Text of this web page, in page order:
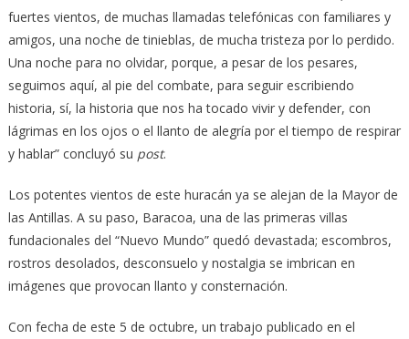
fuertes vientos, de muchas llamadas telefónicas con familiares y
amigos, una noche de tinieblas, de mucha tristeza por lo perdido.
Una noche para no olvidar, porque, a pesar de los pesares,
seguimos aquí, al pie del combate, para seguir escribiendo
historia, sí, la historia que nos ha tocado vivir y defender, con
lágrimas en los ojos o el llanto de alegría por el tiempo de respirar
y hablar” concluyó su post.
Los potentes vientos de este huracán ya se alejan de la Mayor de
las Antillas. A su paso, Baracoa, una de las primeras villas
fundacionales del “Nuevo Mundo” quedó devastada; escombros,
rostros desolados, desconsuelo y nostalgia se imbrican en
imágenes que provocan llanto y consternación.
Con fecha de este 5 de octubre, un trabajo publicado en el